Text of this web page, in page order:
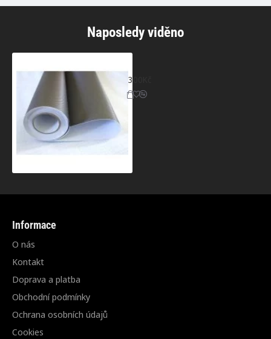
Naposledy viděno
300Kč
Informace
O nás
Kontakt
Doprava a platba
Obchodní podmínky
Ochrana osobních údajů
Cookies